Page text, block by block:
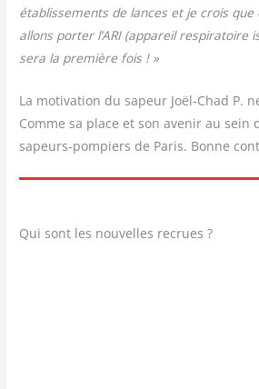
éta­blis­se­ments de lances et je crois
allons por­ter l’ARI (appa­reil res­pi­ra­toire
sera la pre­mière fois ! »
La moti­va­tion du sapeur Joël-Chad P.
Comme sa place et son ave­nir au sein
sapeurs-pom­piers de Paris. Bonne
Qui sont les nouvelles recrues ?